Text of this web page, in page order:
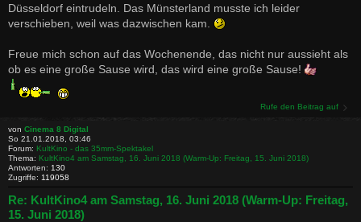
Düsseldorf eintrudeln. Das Münsterland musste ich leider
verschieben, weil was dazwischen kam.
Freue mich schon auf das Wochenende, das nicht nur aussieht als
ob es eine große Sause wird, das wird eine große Sause!
Rufe den Beitrag auf
von Cinema 8 Digital
So 21.01.2018, 03:46
Forum: KultKino - das 35mm-Spektakel
Thema: KultKino4 am Samstag, 16. Juni 2018 (Warm-Up: Freitag, 15. Juni 2018)
Antworten: 130
Zugriffe: 119058
Re: KultKino4 am Samstag, 16. Juni 2018 (Warm-Up: Freitag,
15. Juni 2018)